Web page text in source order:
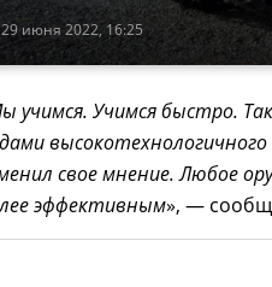
29 июня 2022, 16:25
учимся. Учимся быстро.
свое мнение. Любое
эффективным», —